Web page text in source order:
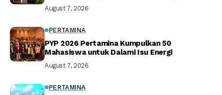
August 7, 2026
PERTAMINA
PYP 2026 Pertamina Kumpulkan 50
Mahasiswa untuk Dalami Isu Energi
August 7, 2026
PERTAMINA